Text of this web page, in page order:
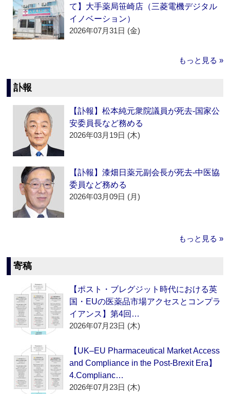
て】大手薬局笹崎店（三菱電機デジタル
イノベーション）
2026年07月31日 (金)
もっと見る »
訃報
【訃報】松本純元衆院議員が死去‐国家公
安委員長など務める
2026年03月19日 (木)
【訃報】漆畑日薬元副会長が死去‐中医協
委員など務める
2026年03月09日 (月)
もっと見る »
寄稿
【ポスト・ブレグジット時代における英
国・EUの医薬品市場アクセスとコンプラ
イアンス】第4回…
2026年07月23日 (木)
【UK–EU Pharmaceutical Market Access
and Compliance in the Post-Brexit Era】
4.Complianc…
2026年07月23日 (木)